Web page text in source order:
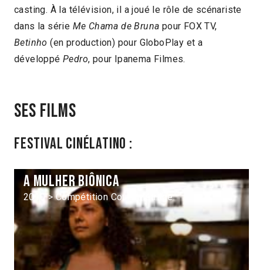
casting. À la télévision, il a joué le rôle de scénariste
dans la série Me Chama de Bruna pour FOX TV,
Betinho (en production) pour GloboPlay et a
développéPedro, pour Ipanema Filmes.
Ses films
Festival Cinélatino :
A mulher biônica
2010 > Compétition Court-métrage